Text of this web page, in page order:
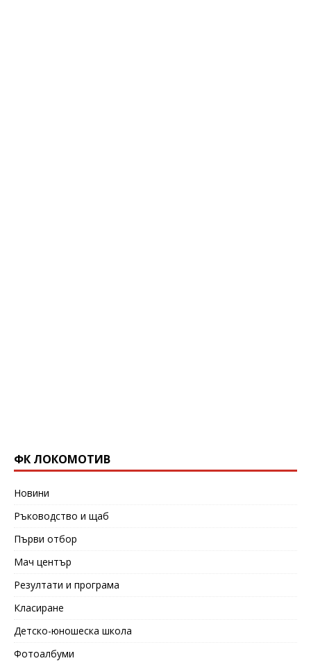
ФК ЛОКОМОТИВ
Новини
Ръководство и щаб
Първи отбор
Мач център
Резултати и програма
Класиране
Детско-юношеска школа
Фотоалбуми